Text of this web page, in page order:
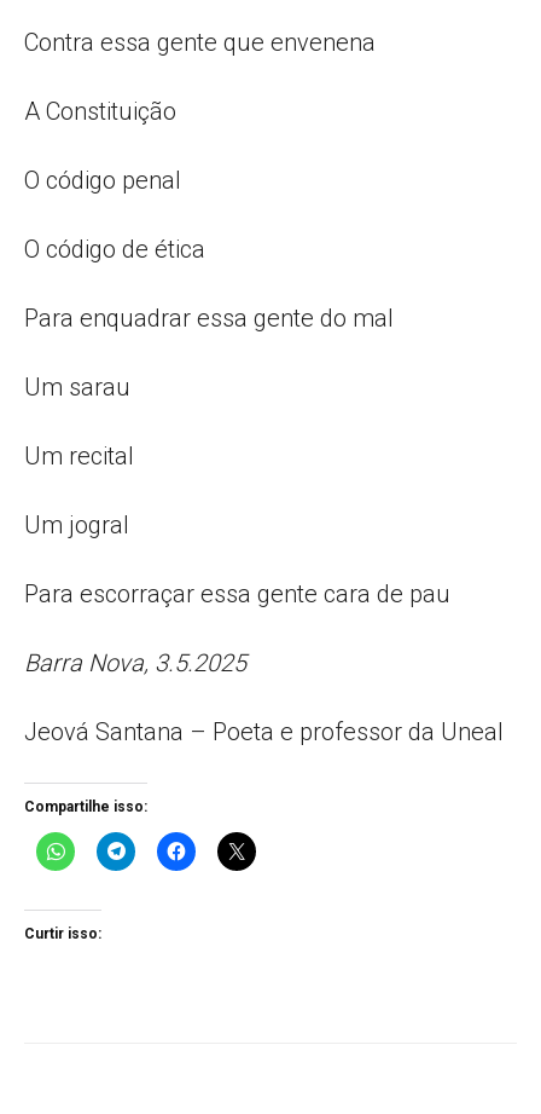
Contra essa gente que envenena
A Constituição
O código penal
O código de ética
Para enquadrar essa gente do mal
Um sarau
Um recital
Um jogral
Para escorraçar essa gente cara de pau
Barra Nova, 3.5.2025
Jeová Santana – Poeta e professor da Uneal
Compartilhe isso:
Curtir isso: